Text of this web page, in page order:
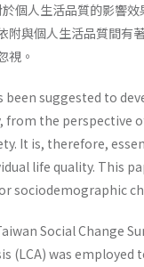
個人生活品質的影響
附與個人生活品質間
視。
suggested to
the perspective
It is, therefore,
life quality. This
sociodemographic
Social Change
(LCA) was